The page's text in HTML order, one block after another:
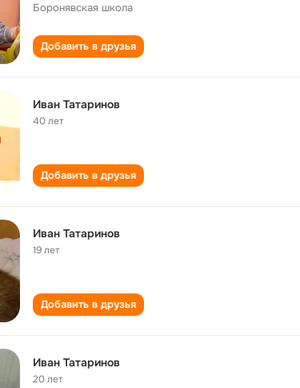
Боронявская школа
Добавить в друзья
Иван Татаринов
40 лет
Добавить в друзья
Иван Татаринов
19 лет
Добавить в друзья
Иван Татаринов
20 лет